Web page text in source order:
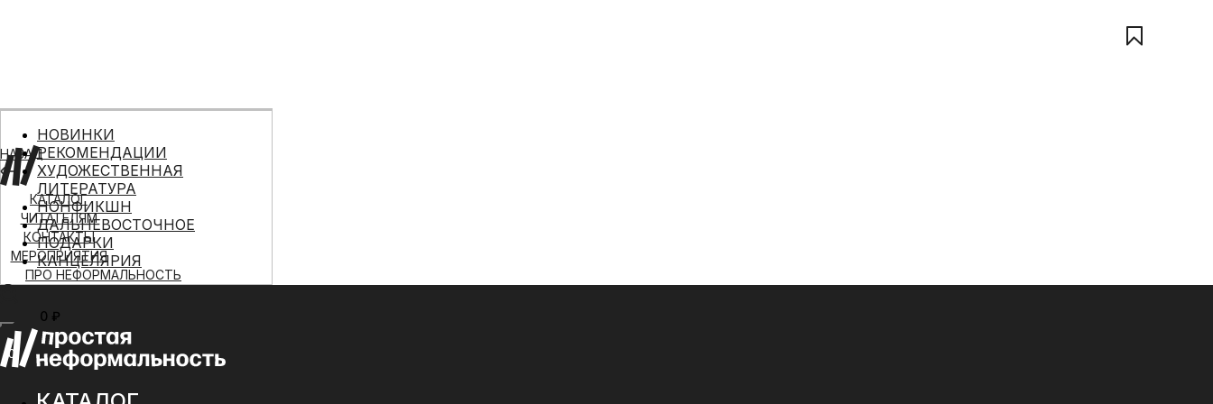
КАТАЛОГ
ЧИТАТЕЛЯМ
КОНТАКТЫ
МЕРОПРИЯТИЯ
ПРО НЕФОРМАЛЬНОСТЬ
0 ₽
МЕНЮ
0
НАЗАД
НОВИНКИ
РЕКОМЕНДАЦИИ
ХУДОЖЕСТВЕННАЯ
ЛИТЕРАТУРА
НОНФИКШН
ДАЛЬНЕВОСТОЧНОЕ
ПОДАРКИ
КАНЦЕЛЯРИЯ